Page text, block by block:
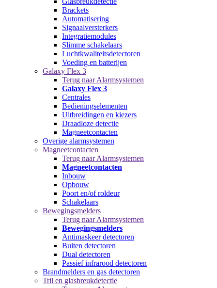
Brackets
Automatisering
Signaalversterkers
Integratiemodules
Slimme schakelaars
Luchtkwaliteitsdetectoren
Voeding en batterijen
Galaxy Flex 3
Terug naar Alarmsystemen
Galaxy Flex 3
Centrales
Bedieningselementen
Uitbreidingen en kiezers
Draadloze detectie
Magneetcontacten
Overige alarmsystemen
Magneetcontacten
Terug naar Alarmsystemen
Magneetcontacten
Inbouw
Opbouw
Poort en/of roldeur
Schakelaars
Bewegingsmelders
Terug naar Alarmsystemen
Bewegingsmelders
Antimaskeer detectoren
Buiten detectoren
Dual detectoren
Passief infrarood detectoren
Brandmelders en gas detectoren
Tril en glasbreukdetectie